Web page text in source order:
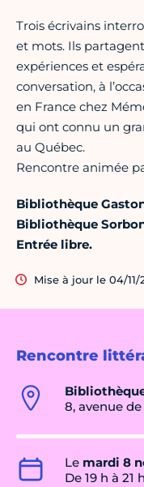
Rencontre
8, avenue
Le mardi 8
De 19 h à 21 h
Trois écrivains
et mots. Ils
expériences et
conversation, à
en France chez
qui ont connu un
au Québec.
Rencontre animée
Bibliothèque
Bibliothèque
Entrée libre.
Mise à jour le 04/11/